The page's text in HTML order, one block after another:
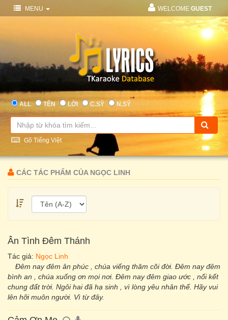
MENU WELCOME GUEST
ALL TÊN LỜI C.SỸ N.SỸ
Gõ Tiếng Việt
CÁC TÁC PHẨM CỦA NGỌC LINH
Ân Tình Đêm Thánh
Tác giả: Ngọc Linh
Đêm nay đêm ân phúc , chúa viếng thăm cõi đời. Đêm nay đêm
bình an , chúa xuống ơn mọi nơi. Đêm nay đêm giao ước , nối kết
chung đất trời. Ngôi hai đã hạ sinh , vì lòng yêu nhân thế. Hãy vui
lên hỡi muôn người. Vì từ đây.